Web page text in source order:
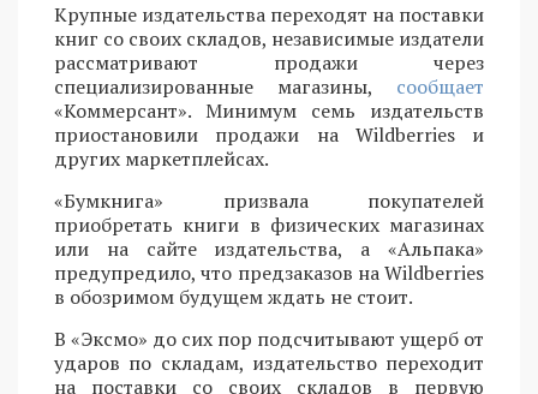
Крупные издательства переходят на поставки
книг со своих складов, независимые издатели
рассматривают продажи через
специализированные магазины, сообщает
«Коммерсант». Минимум семь издательств
приостановили продажи на Wildberries и
других маркетплейсах.
«Бумкнига» призвала покупателей
приобретать книги в физических магазинах
или на сайте издательства, а «Альпака»
предупредило, что предзаказов на Wildberries
в обозримом будущем ждать не стоит.
В «Эксмо» до сих пор подсчитывают ущерб от
ударов по складам, издательство переходит
на поставки со своих складов в первую